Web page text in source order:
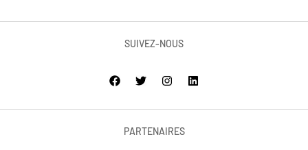
SUIVEZ-NOUS
PARTENAIRES